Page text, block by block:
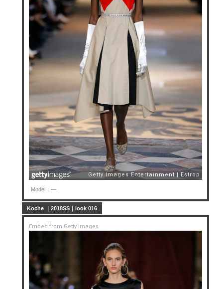
Model：—
Koche ｜2018SS｜look 016
Embed from Getty Images